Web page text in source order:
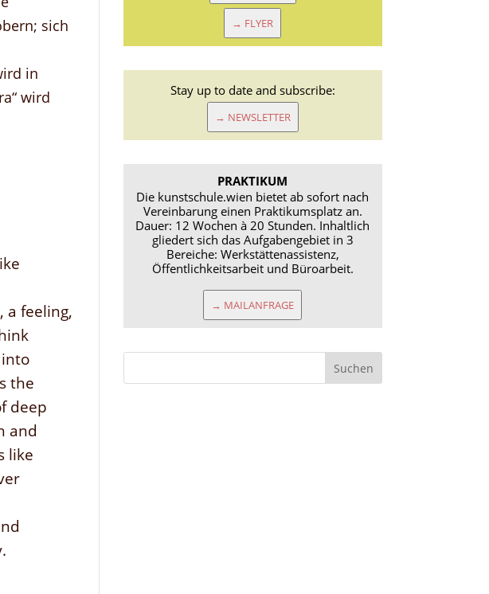
sich
in
wird
a feeling,
the
deep
and
like
→ FLYER
Stay up to date and subscribe:
→ NEWSLETTER
PRAKTIKUM
Die kunstschule.wien bietet ab sofort nach
Vereinbarung einen Praktikumsplatz an.
Dauer: 12 Wochen à 20 Stunden. Inhaltlich
gliedert sich das Aufgabengebiet in 3
Bereiche: Werkstättenassistenz,
Öffentlichkeitsarbeit und Büroarbeit.
→ MAILANFRAGE